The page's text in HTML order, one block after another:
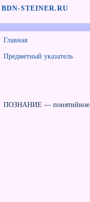
BDN-STEINER.RU
Главная
Предметный указатель
ПОЗНАНИЕ — понятийное